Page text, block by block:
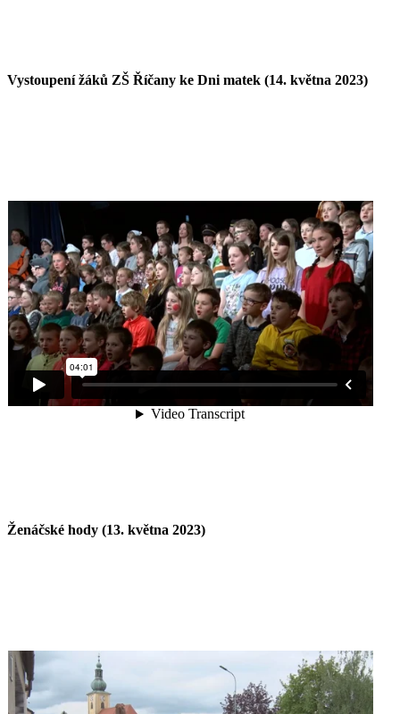
Vystoupení žáků ZŠ Říčany ke Dni matek (14. května 2023)
Ženáčské hody (13. května 2023)